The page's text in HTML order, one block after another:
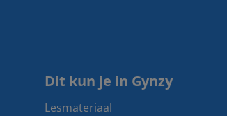
Dit kun je in Gynzy
Lesmateriaal